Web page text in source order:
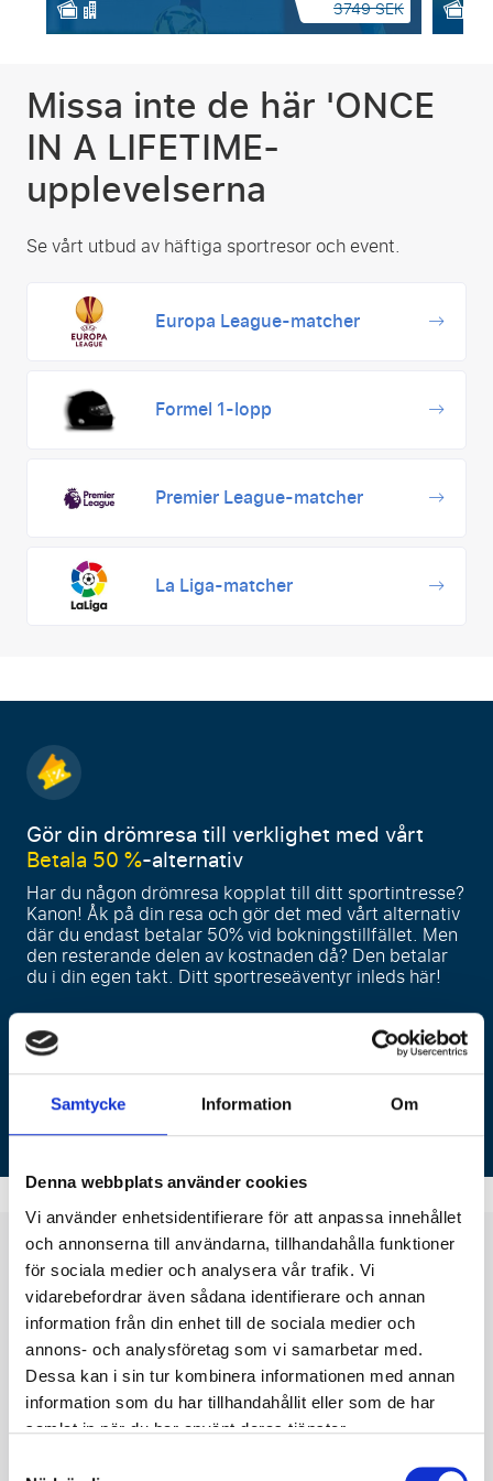
Samtycke Information Om
Denna webbplats använder cookies
Vi använder enhetsidentifierare för att anpassa innehållet
och annonserna till användarna, tillhandahålla funktioner
för sociala medier och analysera vår trafik. Vi
vidarebefordrar även sådana identifierare och annan
information från din enhet till de sociala medier och
annons- och analysföretag som vi samarbetar med.
Dessa kan i sin tur kombinera informationen med annan
information som du har tillhandahållit eller som de har
samlat in när du har använt deras tjänster.
3749 SEK
Missa inte de här 'ONCE
IN A LIFETIME-
upplevelserna
Se vårt utbud av häftiga sportresor och event.
Europa League-matcher
Formel 1-lopp
Premier League-matcher
La Liga-matcher
Gör din drömresa till verklighet med vårt
Betala 50 %-alternativ
Har du någon drömresa kopplat till ditt sportintresse?
Kanon! Åk på din resa och gör det med vårt alternativ
där du endast betalar 50% vid bokningstillfället. Men
den resterande delen av kostnaden då? Den betalar
du i din egen takt. Ditt sportreseäventyr inleds här!
Se alla tillgängliga sportevenemang
Läs mer
Planera dinsportresai
några få steg!
Att planera din drömresa med Steve Perryman är
enkelt!
Hitta din resa